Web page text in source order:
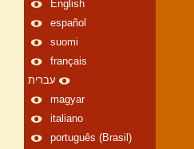
English
español
suomi
français
עברית
magyar
italiano
português (Brasil)